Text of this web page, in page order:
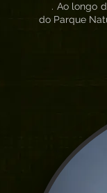
. Ao longo
do Parque